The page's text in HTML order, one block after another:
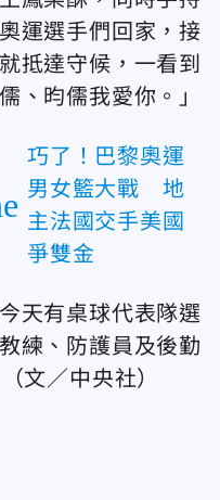
運選手們回家，接
抵達守候，一看到
、昀儒我愛你。」
巧了！巴黎奧運
男女籃大戰 地
主法國交手美國
爭雙金
天有桌球代表隊選
練、防護員及後勤
文／中央社）